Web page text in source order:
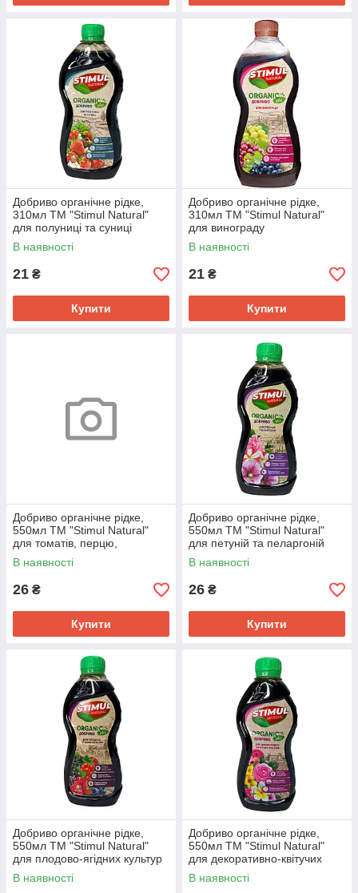
Добриво органічне рідке,
310мл ТМ "Stimul Natural"
для полуниці та суниці
В наявності
21 ₴
Купити
Добриво органічне рідке,
310мл ТМ "Stimul Natural"
для винограду
В наявності
21 ₴
Купити
Добриво органічне рідке,
550мл ТМ "Stimul Natural"
для томатів, перцю,
баклажанів
В наявності
26 ₴
Купити
Добриво органічне рідке,
550мл ТМ "Stimul Natural"
для петуній та пеларгоній
В наявності
26 ₴
Купити
Добриво органічне рідке,
550мл ТМ "Stimul Natural"
для плодово-ягідних культур
В наявності
Добриво органічне рідке,
550мл ТМ "Stimul Natural"
для декоративно-квітучих
рослин
В наявності